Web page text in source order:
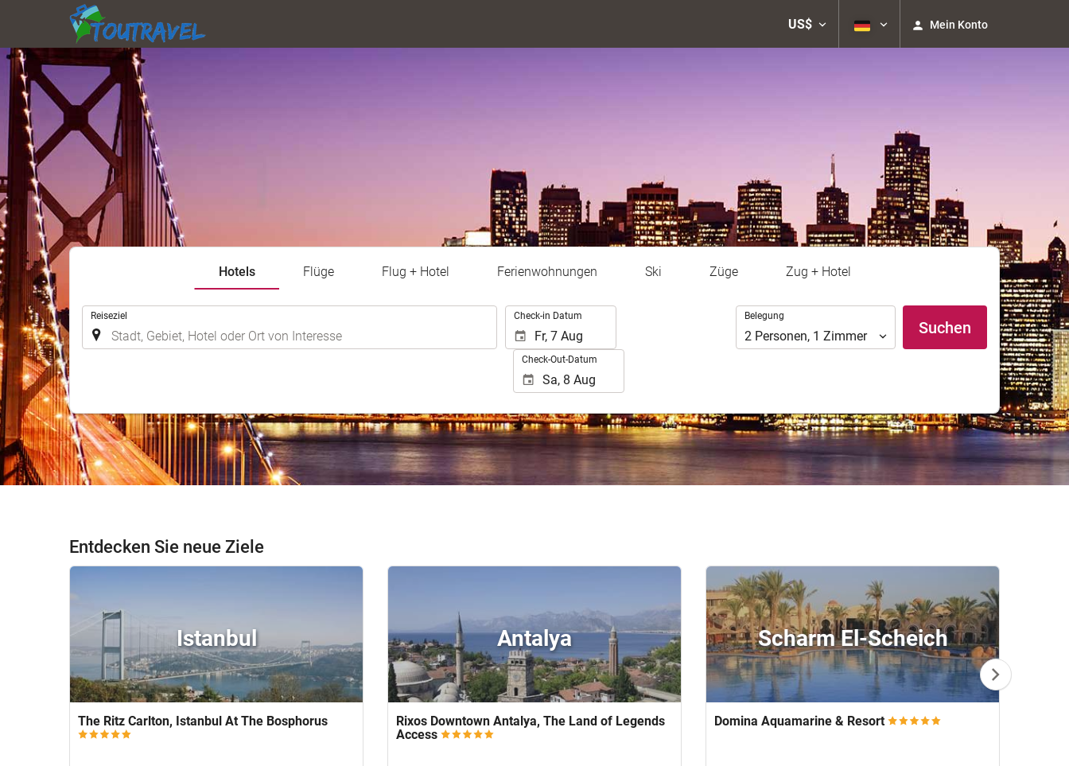
US$ Mein Konto
Hotels Flüge Flug + Hotel Ferienwohnungen Ski Züge Zug + Hotel
Reiseziel Check-in Datum
Check-Out-Datum
Belegung
Belegung
2 Personen, 1 Zimmer Suchen
Entdecken Sie neue Ziele
Istanbul
The Ritz Carlton, Istanbul At The Bosphorus
Antalya
Rixos Downtown Antalya, The Land of Legends
Access
Scharm El-Scheich
Domina Aquamarine & Resort